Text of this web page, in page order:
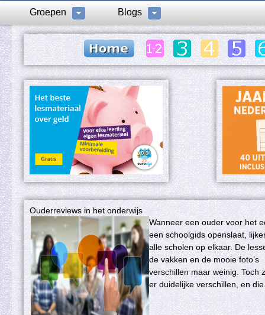
Groepen Blogs
Ouderreviews in het onderwijs
Wanneer een ouder voor het
een schoolgids openslaat,
alle scholen op elkaar. De
de vakken en de mooie foto’s
verschillen maar weinig. Toch
er duidelijke verschillen, en